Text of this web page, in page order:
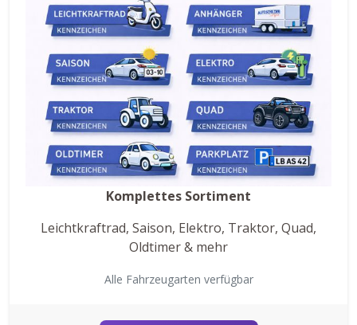
Komplettes Sortiment
Leichtkraftrad, Saison, Elektro, Traktor, Quad,
Oldtimer & mehr
Alle Fahrzeugarten verfügbar